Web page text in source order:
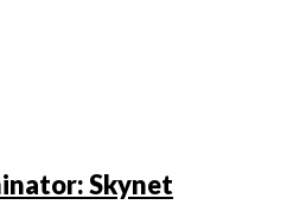
Skynet